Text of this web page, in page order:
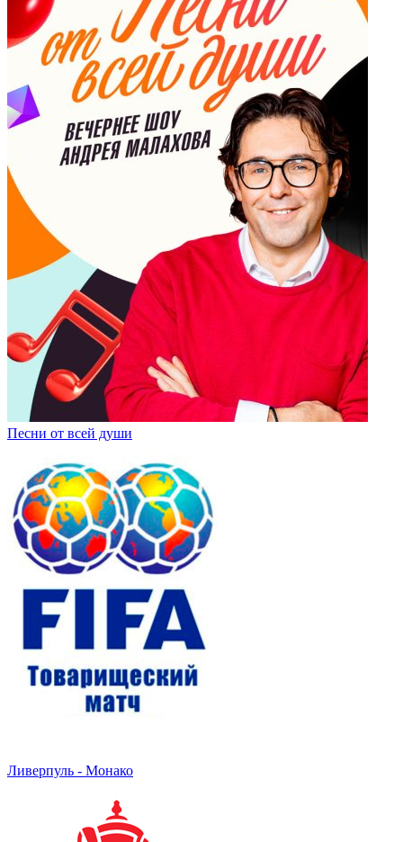
Песни от всей души
Ливерпуль - Монако